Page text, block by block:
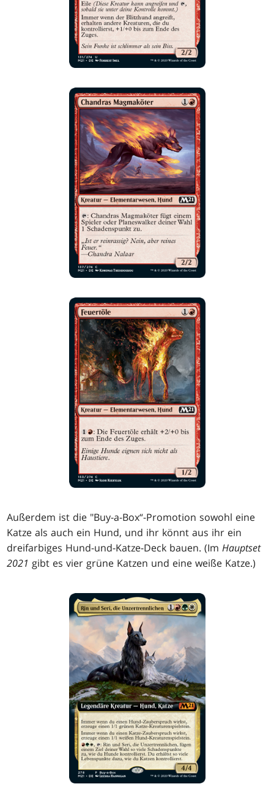
Außerdem ist die "Buy-a-Box“-Promotion sowohl eine
Katze als auch ein Hund, und ihr könnt aus ihr ein
dreifarbiges Hund-und-Katze-Deck bauen. (ImHauptset
2021 gibt es vier grüne Katzen und eine weiße Katze.)